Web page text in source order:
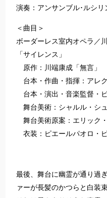
演奏：アンサンブル･ルシリ
＜曲目＞
ボーダーレス室内オペラ／
「サイレンス」
原作：川端康成「無言」
台本・作曲・指揮：アレ
台本・演出・音楽監督・
舞台美術：シャルル・シ
舞台美術原案：エリック
衣装：ピエールパオロ・
最後、舞台に幽霊が通り過
ァーが長髪のかつらと白装